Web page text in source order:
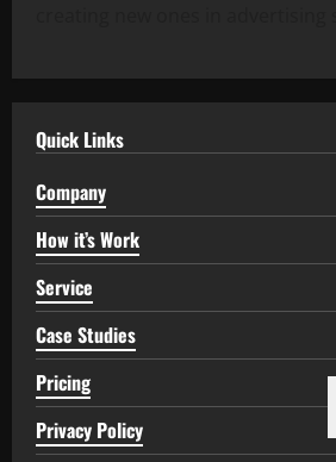
Quick Links
Company
How it’s Work
Service
Case Studies
Pricing
Privacy Policy